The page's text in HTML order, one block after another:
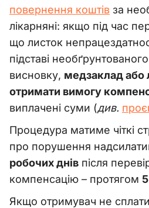
повернення коштів за
лікарняні: якщо під час
що листок
підставі
висновку, медзаклад
отримати вимогу
виплачені суми (див.
Процедура матиме чіткі
про порушення
робочих днів після
компенсацію – протягом
Якщо отримувач не